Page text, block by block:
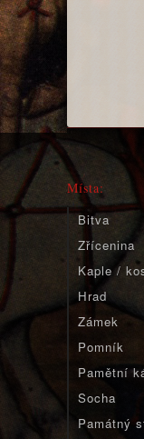
Místa:
Bitva
Zřícenina
Kaple /
Hrad
Zámek
Pomník
Pamětní
Socha
Památný